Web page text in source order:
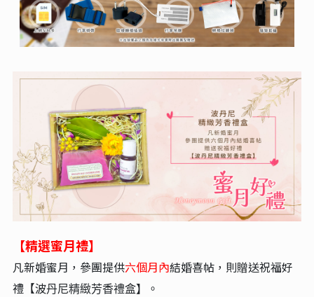
【精選蜜月禮】
凡新婚蜜月，參團提供六個月內結婚喜帖，則贈送祝福好
禮【波丹尼精緻芳香禮盒】。